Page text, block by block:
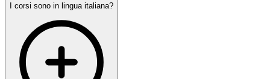
I corsi sono in lingua italiana?